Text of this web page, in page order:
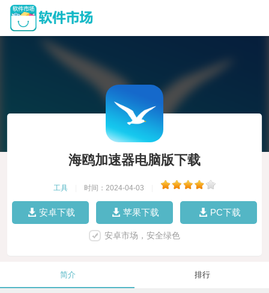
海鸥加速器电脑版下载
工具 时间：2024-04-03
安卓下载 苹果下载 PC下载
安卓市场，安全绿色
简介 排行